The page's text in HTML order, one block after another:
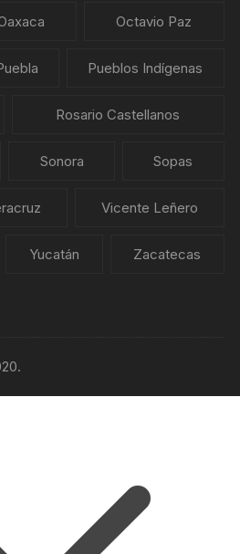
Octavio Paz
Pueblos Indígenas
Rosario Castellanos
Sonora Sopas
Vicente Leñero
Yucatán Zacatecas